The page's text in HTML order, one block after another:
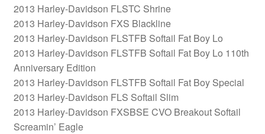
2013 Harley-Davidson FLSTC Shrine
2013 Harley-Davidson FXS Blackline
2013 Harley-Davidson FLSTFB Softail Fat Boy Lo
2013 Harley-Davidson FLSTFB Softail Fat Boy Lo 110th
Anniversary Edition
2013 Harley-Davidson FLSTFB Softail Fat Boy Special
2013 Harley-Davidson FLS Softail Slim
2013 Harley-Davidson FXSBSE CVO Breakout Softail
Screamin’ Eagle